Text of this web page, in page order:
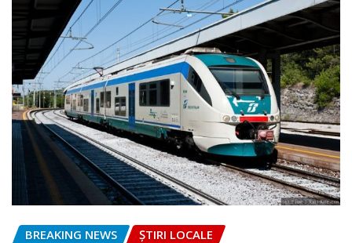
BREAKING NEWS ȘTIRI LOCALE